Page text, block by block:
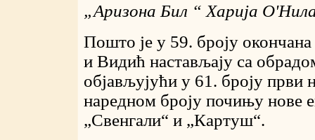
„Аризона Бил “ Харија
Пошто је у 59. броју
и Видић настављају са
објављујући у 61. броју први
наредном броју почињу нове
„Свенгали“ и „Картуш“.